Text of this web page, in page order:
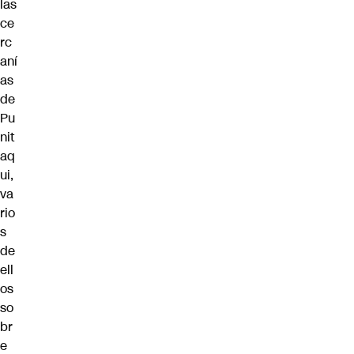
las
ce
rc
aní
as
de
Pu
nit
aq
ui,
va
rio
s
de
ell
os
so
br
e